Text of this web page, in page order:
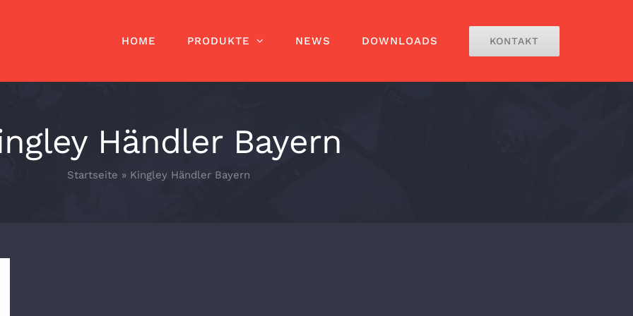
HOME PRODUKTE NEWS DOWNLOADS KONTAKT
Händler Bayern
Startseite » Kingley Händler Bayern